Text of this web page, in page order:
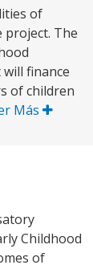
of
project. The
finance
of children
Más
Childhood
of